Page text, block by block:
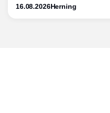
16.08.2026Herning